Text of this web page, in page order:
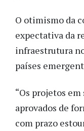
O otimismo da
expectativa da
infraestrutura
países
“Os projetos
aprovados de
com prazo